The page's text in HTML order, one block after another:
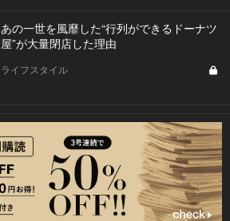
あの一世を風靡した“行列ができるドーナツ
屋”が大量閉店した理由
ライフスタイル